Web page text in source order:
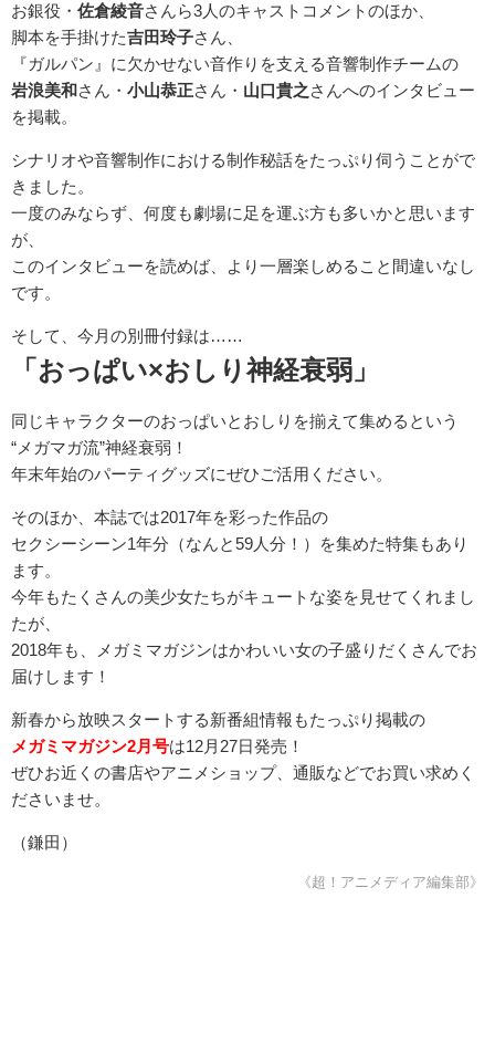
お銀役・ 佐倉綾音さんら3人のキャストコメントのほか、
脚本を手掛けた吉田玲子さん、
『ガルパン』に欠かせない音作りを支える音響制作チームの
岩浪美和さん・ 小山恭正さん・ 山口貴之さんへのインタビュー
を掲載。
シナリオや音響制作における制作秘話をたっぷり伺うことがで
きました。
一度のみならず、何度も劇場に足を運ぶ方も多いかと思います
が、
このインタビューを読めば、より一層楽しめること間違いなし
です。
そして、今月の別冊付録は……
「おっぱい×おしり神経衰弱」
同じキャラクターのおっぱいとおしりを揃えて集めるという
“メガマガ流”神経衰弱！
年末年始のパーティグッズにぜひご活用ください。
そのほか、本誌では2017年を彩った作品の
セクシーシーン1年分（なんと59人分！）を集めた特集もあり
ます。
今年もたくさんの美少女たちがキュートな姿を見せてくれまし
たが、
2018年も、メガミマガジンはかわいい女の子盛りだくさんでお
届けします！
新春から放映スタートする新番組情報もたっぷり掲載の
メガミマガジン2月号は12月27日発売！
ぜひお近くの書店やアニメショップ、通販などでお買い求めく
ださいませ。
（鎌田）
《超！アニメディア編集部》